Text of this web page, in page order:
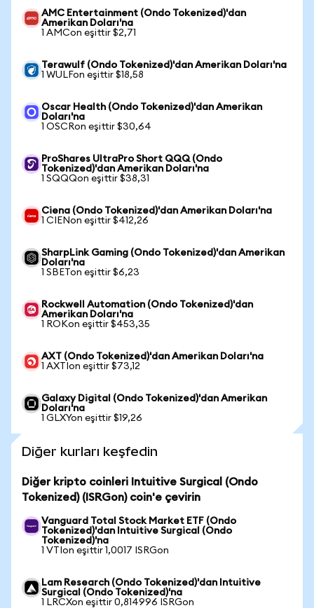
AMC Entertainment (Ondo Tokenized)'dan
Amerikan Doları'na
1 AMCon eşittir $2,71
Terawulf (Ondo Tokenized)'dan Amerikan Doları'na
1 WULFon eşittir $18,58
Oscar Health (Ondo Tokenized)'dan Amerikan
Doları'na
1 OSCRon eşittir $30,64
ProShares UltraPro Short QQQ (Ondo
Tokenized)'dan Amerikan Doları'na
1 SQQQon eşittir $38,31
Ciena (Ondo Tokenized)'dan Amerikan Doları'na
1 CIENon eşittir $412,26
SharpLink Gaming (Ondo Tokenized)'dan Amerikan
Doları'na
1 SBETon eşittir $6,23
Rockwell Automation (Ondo Tokenized)'dan
Amerikan Doları'na
1 ROKon eşittir $453,35
AXT (Ondo Tokenized)'dan Amerikan Doları'na
1 AXTIon eşittir $73,12
Galaxy Digital (Ondo Tokenized)'dan Amerikan
Doları'na
1 GLXYon eşittir $19,26
Diğer kurları keşfedin
Diğer kripto coinleri Intuitive Surgical (Ondo
Tokenized) (ISRGon) coin'e çevirin
Vanguard Total Stock Market ETF (Ondo
Tokenized)'dan Intuitive Surgical (Ondo
Tokenized)'na
1 VTIon eşittir 1,0017 ISRGon
Lam Research (Ondo Tokenized)'dan Intuitive
Surgical (Ondo Tokenized)'na
1 LRCXon eşittir 0,814996 ISRGon